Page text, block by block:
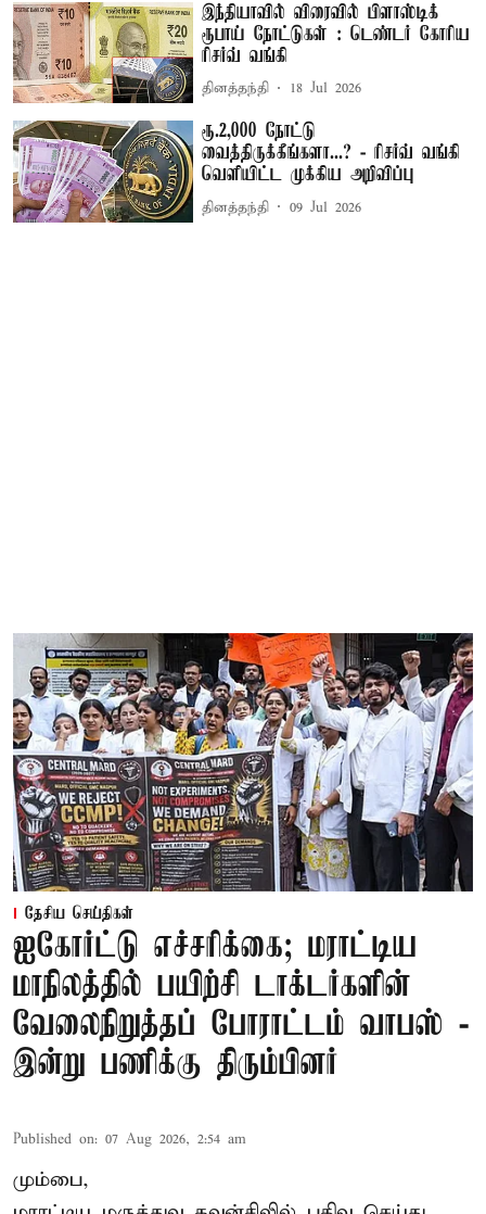
இந்தியாவில் விரைவில் பிளாஸ்டிக்
ரூபாய் நோட்டுகள் : டெண்டர் கோரிய
ரிசர்வ் வங்கி
தினத்தந்தி 18 Jul 2026
ரூ.2,000 நோட்டு
வைத்திருக்கீங்களா...? - ரிசர்வ் வங்கி
வெளியிட்ட முக்கிய அறிவிப்பு
தினத்தந்தி 09 Jul 2026
தேசிய செய்திகள்
ஐகோர்ட்டு எச்சரிக்கை; மராட்டிய
மாநிலத்தில் பயிற்சி டாக்டர்களின்
வேலைநிறுத்தப் போராட்டம் வாபஸ் -
இன்று பணிக்கு திரும்பினர்
Published on: 07 Aug 2026, 2:54 am
மும்பை,